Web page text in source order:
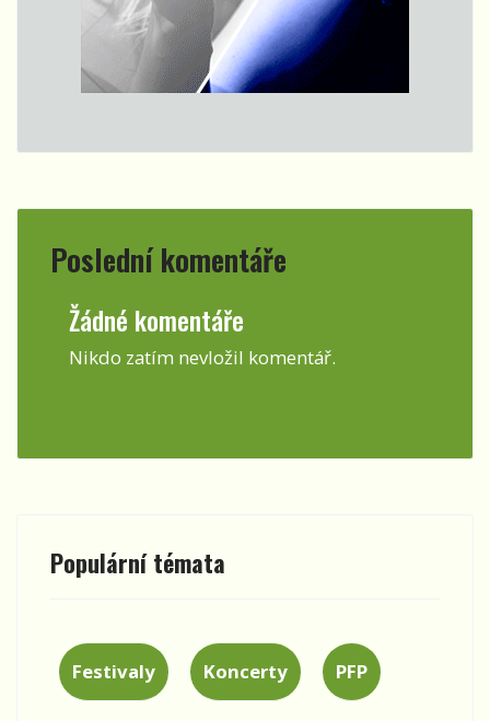
Poslední komentáře
Žádné komentáře
Nikdo zatím nevložil komentář.
Populární témata
Festivaly Koncerty PFP